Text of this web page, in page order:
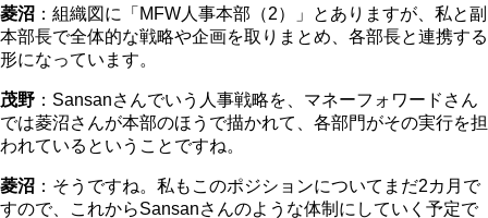
菱沼 ：組織図に「MFW人事本部（2）」とありますが、私と副
本部長で全体的な戦略や企画を取りまとめ、各部長と連携する
形になっています。
茂野 ：Sansanさんでいう人事戦略を、マネーフォワードさん
では菱沼さんが本部のほうで描かれて、各部門がその実行を担
われているということですね。
菱沼 ：そうですね。私もこのポジションについてまだ2カ月で
すので、これからSansanさんのような体制にしていく予定で